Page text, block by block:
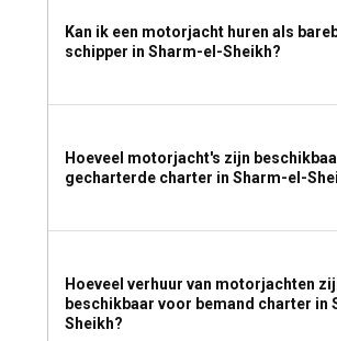
Kan ik een motorjacht huren als
schipper in Sharm-el-Sheikh?
Hoeveel motorjacht's zijn
gecharterde charter in Sharm-el-
Hoeveel verhuur van motorjachten
beschikbaar voor bemand charter in
Sheikh?